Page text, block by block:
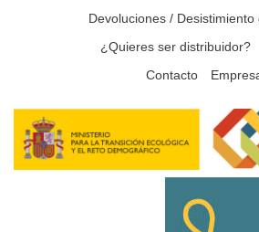
Devoluciones / Desistimiento
¿Quieres ser distribuidor?
Contacto